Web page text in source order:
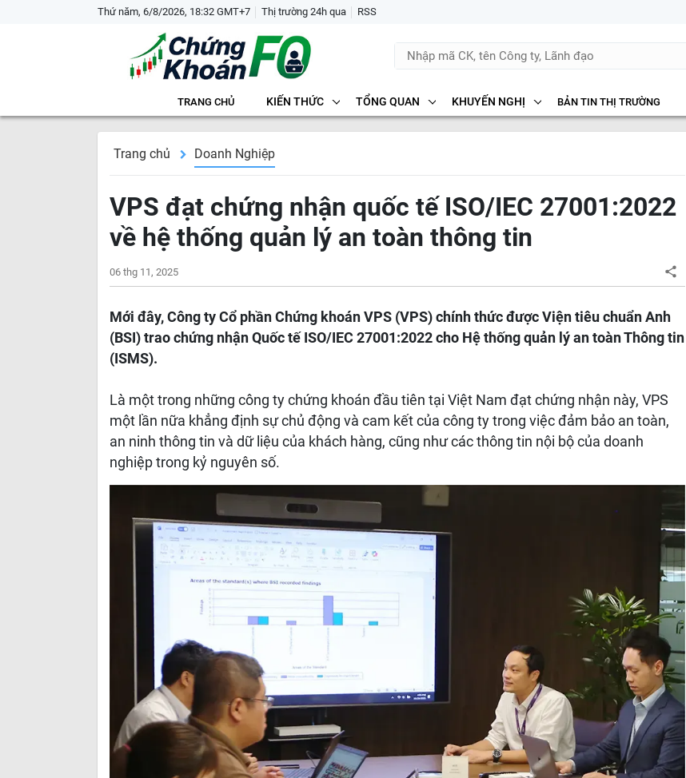
Thứ năm, 6/8/2026, 18:32 GMT+7 Thị trường 24h qua RSS
TRANG CHỦ KIẾN THỨC TỔNG QUAN KHUYẾN NGHỊ BẢN TIN THỊ TRƯỜNG
Trang chủ Doanh Nghiệp
VPS đạt chứng nhận quốc tế ISO/IEC 27001:2022
về hệ thống quản lý an toàn thông tin
06 thg 11, 2025
Mới đây, Công ty Cổ phần Chứng khoán VPS (VPS) chính thức được Viện tiêu chuẩn Anh
(BSI) trao chứng nhận Quốc tế ISO/IEC 27001:2022 cho Hệ thống quản lý an toàn Thông tin
(ISMS).
Là một trong những công ty chứng khoán đầu tiên tại Việt Nam đạt chứng nhận này, VPS
một lần nữa khẳng định sự chủ động và cam kết của công ty trong việc đảm bảo an toàn,
an ninh thông tin và dữ liệu của khách hàng, cũng như các thông tin nội bộ của doanh
nghiệp trong kỷ nguyên số.